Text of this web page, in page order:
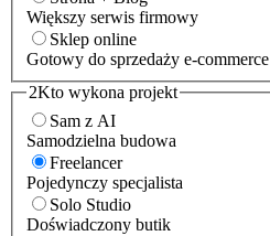
Większy serwis firmowy
Sklep online
Gotowy do sprzedaży e-commerce
2Kto wykona projekt
Sam z AI
Samodzielna budowa
Freelancer
Pojedynczy specjalista
Solo Studio
Doświadczony butik